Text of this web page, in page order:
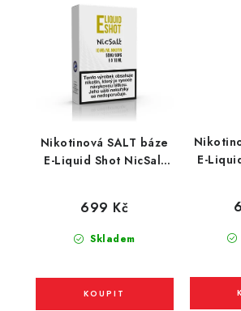
Nikotinová SALT báze
E-Liquid Shot NicSalt
Skladem
699 Kč
E-